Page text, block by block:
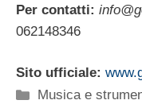
Per contatti:
062148346
Sito ufficiale:
Categorie
Musica e